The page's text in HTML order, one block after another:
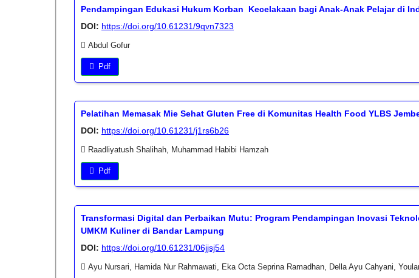
Pendampingan Edukasi Hukum Korban Kecelakaan bagi Anak-Anak Pelajar di
DOI: https://doi.org/10.61231/9qvn7323
Abdul Gofur
Pdf
Pelatihan Memasak Mie Sehat Gluten Free di Komunitas Health Food YLBS
DOI: https://doi.org/10.61231/j1rs6b26
Raadliyatush Shalihah, Muhammad Habibi Hamzah
Pdf
Transformasi Digital dan Perbaikan Mutu: Program Pendampingan Inovasi
UMKM Kuliner di Bandar Lampung
DOI: https://doi.org/10.61231/06jjsj54
Ayu Nursari, Hamida Nur Rahmawati, Eka Octa Seprina Ramadhan, Della Ayu Cahyani,